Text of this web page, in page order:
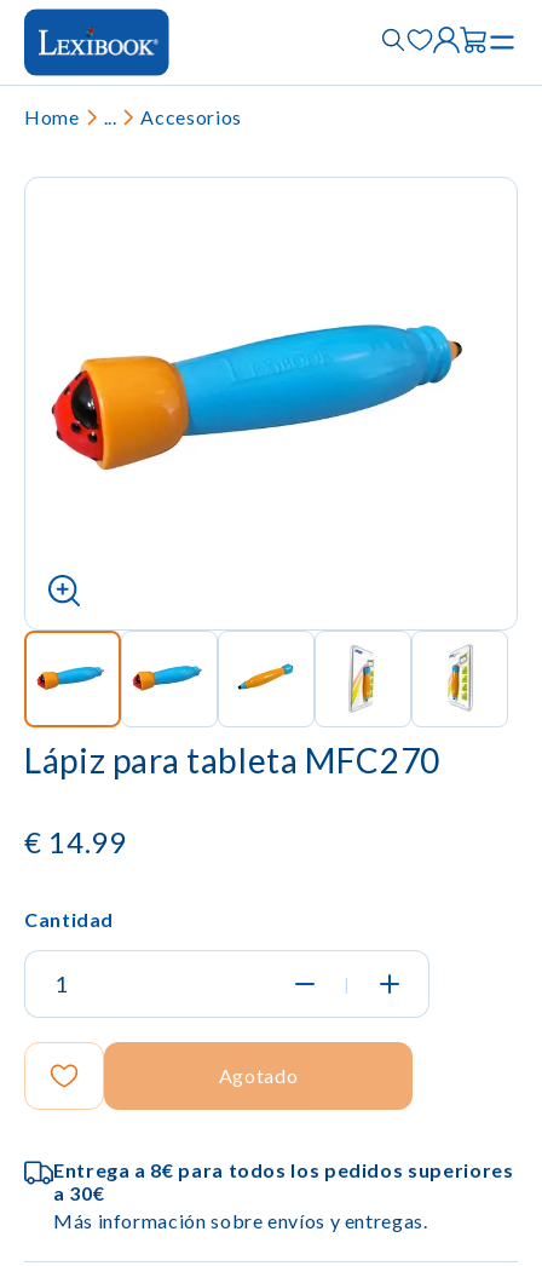
Home ... Accesorios
Lápiz para tableta MFC270
€ 14.99
Cantidad
|
Agotado
Entrega a 8€ para todos los pedidos superiores
a 30€
Más información sobre envíos y entregas.